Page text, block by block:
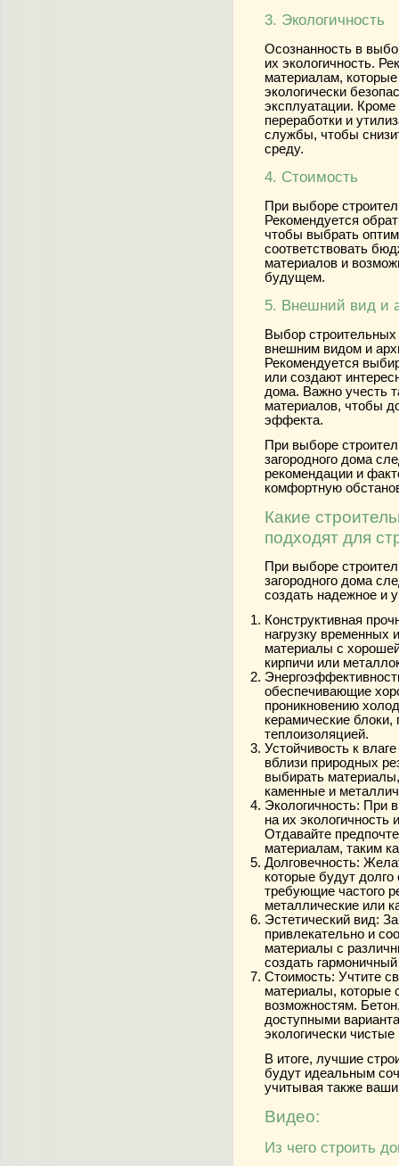
3. Экологичность
Осознанность в
их экологичность.
материалам,
экологически
эксплуатации. Кроме
переработки и
службы, чтобы
среду.
4. Стоимость
При выборе
Рекомендуется
чтобы выбрать
соответствовать
материалов и
будущем.
5. Внешний вид и
Выбор строительных
внешним видом и
Рекомендуется
или создают
дома. Важно учесть
материалов, чтобы
эффекта.
При выборе
загородного дома
рекомендации и
комфортную
Какие
подходят для
При выборе
загородного дома
создать надежное и
Конструктивная
нагрузку временных
материалы с
кирпичи или
обеспечивающие
проникновению
керамические
теплоизоляцией.
Устойчивость к
вблизи природных
выбирать
каменные и
Экологичность: При
на их экологичность
Отдавайте
материалам, таким
Долговечность:
которые будут
требующие частого
металлические или
Эстетический вид:
привлекательно и
материалы с
создать
Стоимость: Учтите
материалы, которые
возможностям.
доступными
экологически
В итоге, лучшие
будут идеальным
учитывая также
Видео:
Из чего строить